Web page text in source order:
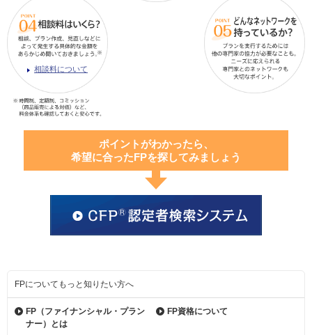
相談料について
ポイントがわかったら、
希望に合ったFPを探してみましょう
FPについてもっと知りたい方へ
FP（ファイナンシャル・ プラン
ナー）とは
FP資格について